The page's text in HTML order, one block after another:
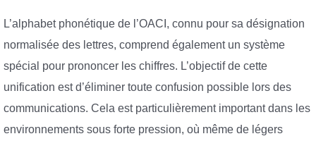
L’alphabet phonétique de l’OACI, connu pour sa désignation
normalisée des lettres, comprend également un système
spécial pour prononcer les chiffres. L’objectif de cette
unification est d’éliminer toute confusion possible lors des
communications. Cela est particulièrement important dans les
environnements sous forte pression, où même de légers